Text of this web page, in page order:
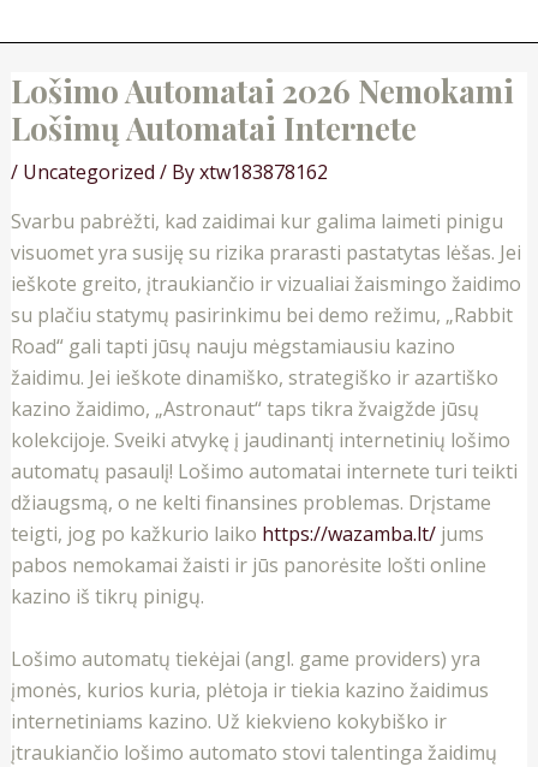
Lošimo Automatai 2026 Nemokami
Lošimų Automatai Internete
/ Uncategorized / Byxtw183878162
Svarbu pabrėžti, kad zaidimai kur galima laimeti pinigu
visuomet yra susiję su rizika prarasti pastatytas lėšas. Jei
ieškote greito, įtraukiančio ir vizualiai žaismingo žaidimo
su plačiu statymų pasirinkimu bei demo režimu, „Rabbit
Road“ gali tapti jūsų nauju mėgstamiausiu kazino
žaidimu. Jei ieškote dinamiško, strategiško ir azartiško
kazino žaidimo, „Astronaut“ taps tikra žvaigžde jūsų
kolekcijoje. Sveiki atvykę į jaudinantį internetinių lošimo
automatų pasaulį! Lošimo automatai internete turi teikti
džiaugsmą, o ne kelti finansines problemas. Drįstame
teigti, jog po kažkurio laiko https://wazamba.lt/jums
pabos nemokamai žaisti ir jūs panorėsite lošti online
kazino iš tikrų pinigų.
Lošimo automatų tiekėjai (angl. game providers) yra
įmonės, kurios kuria, plėtoja ir tiekia kazino žaidimus
internetiniams kazino. Už kiekvieno kokybiško ir
įtraukiančio lošimo automato stovi talentinga žaidimų